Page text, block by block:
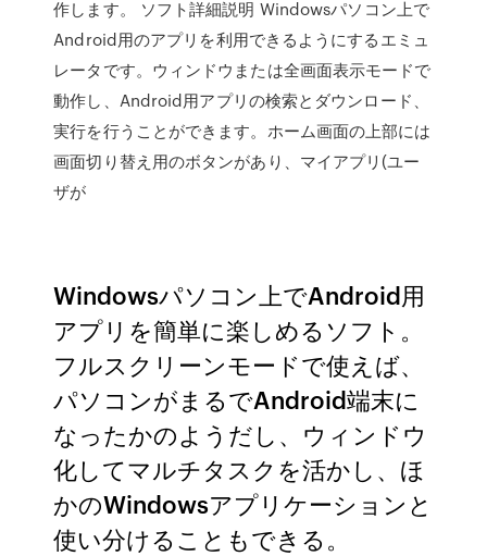
作します。 ソフト詳細説明 Windowsパソコン上で
Android用のアプリを利用できるようにするエミュ
レータです。ウィンドウまたは全画面表示モードで
動作し、Android用アプリの検索とダウンロード、
実行を行うことができます。ホーム画面の上部には
画面切り替え用のボタンがあり、マイアプリ(ユー
ザが
Windowsパソコン上でAndroid用
アプリを簡単に楽しめるソフト。
フルスクリーンモードで使えば、
パソコンがまるでAndroid端末に
なったかのようだし、ウィンドウ
化してマルチタスクを活かし、ほ
かのWindowsアプリケーションと
使い分けることもできる。